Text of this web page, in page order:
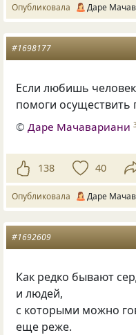
Опубликовала Даре
#1698177
Если любишь
помоги
©Даре Мачавариани
138 40
Опубликовала Даре
#1692609
Как редко бывают
и людей,
с которыми можно
еще реже.